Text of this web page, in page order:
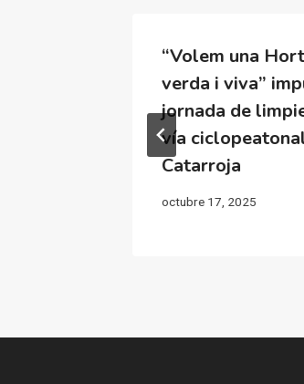
“Volem una
verda i viva”
jornada de
vía
Catarroja
octubre 17, 2025